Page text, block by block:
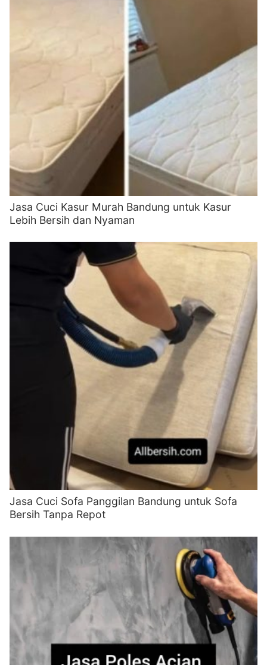
Jasa Cuci Kasur Murah Bandung untuk Kasur
Lebih Bersih dan Nyaman
Jasa Cuci Sofa Panggilan Bandung untuk Sofa
Bersih Tanpa Repot